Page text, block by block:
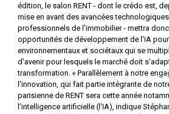
édition, le salon RENT - dont le crédo est,
mise en avant des avancées
professionnels de l'immobilier - mettra
opportunités de développement de l'IA
environnementaux et sociétaux qui se
d'avenir pour lesquels le marché doit
transformation. « Parallèlement à notre
l'innovation, qui fait partie intégrante de
parisienne de RENT sera cette année
l'intelligence artificielle (l'IA), indique